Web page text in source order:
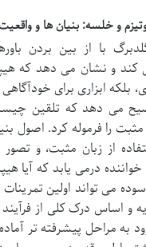
با از بین بردن
کند و نشان می دهد که
بلکه ابزاری برای
می دهد که تلقین
را فرموله کرد. اصول
از زبان مثبت، و
درمی یابد که آیا
می تواند اولین تمرینات
و اساس درک کلی از فرآیند
به مراحل پیشرفته تر